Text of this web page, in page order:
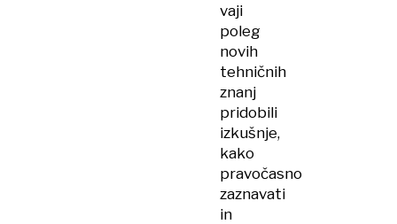
vaji
poleg
novih
tehničnih
znanj
pridobili
izkušnje,
kako
pravočasno
zaznavati
in